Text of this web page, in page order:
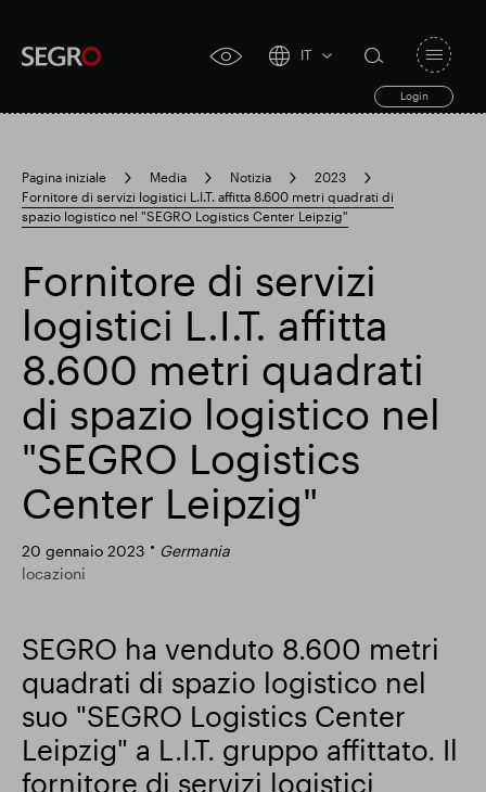
accessibility
IT
Login
search
form
search
Search
for
Ricerca popolare
Responsabile SEGRO
Slough proprietà commerciale
Risultati finanziari
Parco intelligente
toggle
Pagina iniziale Media Notizia
2023
Fornitore di servizi logistici L.I.T. affitta 8.600 metri quadrati di
spazio logistico nel "SEGRO Logistics Center Leipzig"
Fornitore di servizi
logistici L.I.T. affitta
8.600 metri quadrati
di spazio logistico nel
"SEGRO Logistics
Center Leipzig"
20 gennaio 2023
Germania
locazioni
SEGRO ha venduto 8.600 metri
quadrati di spazio logistico nel
suo "SEGRO Logistics Center
Leipzig" a L.I.T. gruppo affittato. Il
fornitore di servizi logistici